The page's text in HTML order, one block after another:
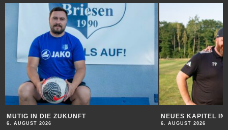
MUTIG IN DIE ZUKUNFT
6. AUGUST 2026
NEUES KAPITEL IN
6. AUGUST 2026